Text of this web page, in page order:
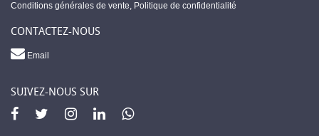
Conditions générales de vente, Politique de confidentialité
CONTACTEZ-NOUS
Email
SUIVEZ-NOUS SUR